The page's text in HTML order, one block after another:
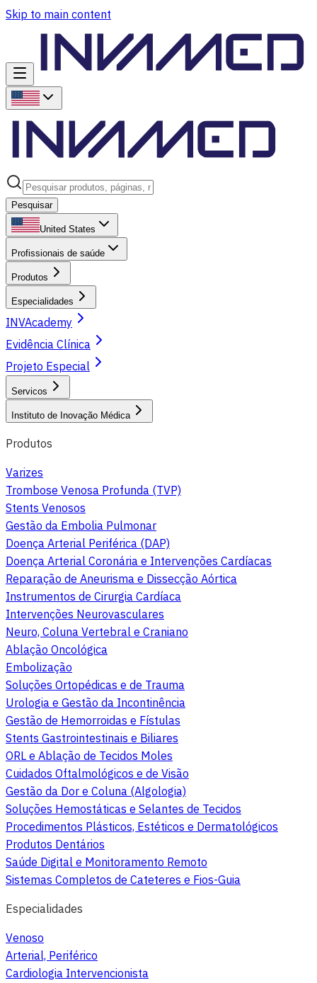
Skip to main content
Pesquisar
United States
Profissionais de saúde
Produtos
Especialidades
INVAcademy
Evidência Clínica
Projeto Especial
Servicos
Instituto de Inovação Médica
Produtos
Varizes
Trombose Venosa Profunda (TVP)
Stents Venosos
Gestão da Embolia Pulmonar
Doença Arterial Periférica (DAP)
Doença Arterial Coronária e Intervenções Cardíacas
Reparação de Aneurisma e Dissecção Aórtica
Instrumentos de Cirurgia Cardíaca
Intervenções Neurovasculares
Neuro, Coluna Vertebral e Craniano
Ablação Oncológica
Embolização
Soluções Ortopédicas e de Trauma
Urologia e Gestão da Incontinência
Gestão de Hemorroidas e Fístulas
Stents Gastrointestinais e Biliares
ORL e Ablação de Tecidos Moles
Cuidados Oftalmológicos e de Visão
Gestão da Dor e Coluna (Algologia)
Soluções Hemostáticas e Selantes de Tecidos
Procedimentos Plásticos, Estéticos e Dermatológicos
Produtos Dentários
Saúde Digital e Monitoramento Remoto
Sistemas Completos de Cateteres e Fios-Guia
Especialidades
Venoso
Arterial, Periférico
Cardiologia Intervencionista